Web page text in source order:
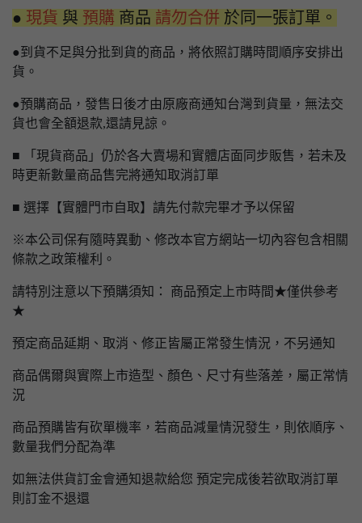
● 現貨 與 預購 商品 請勿合併 於同一張訂單。
●到貨不足與分批到貨的商品，將依照訂購時間順序安排出
貨。
●預購商品，發售日後才由原廠商通知台灣到貨量，無法交
貨也會全額退款,還請見諒。
■ 「現貨商品」仍於各大賣場和實體店面同步販售，若未及
時更新數量商品售完將通知取消訂單
■ 選擇【實體門市自取】請先付款完畢才予以保留
※本公司保有隨時異動、修改本官方網站一切內容包含相關
條款之政策權利。
請特別注意以下預購須知： 商品預定上市時間★僅供參考
★
預定商品延期、取消、修正皆屬正常發生情況，不另通知
商品偶爾與實際上市造型、顏色、尺寸有些落差，屬正常情
況
商品預購皆有砍單機率，若商品減量情況發生，則依順序、
數量我們分配為準
如無法供貨訂金會通知退款給您 預定完成後若欲取消訂單
則訂金不退還